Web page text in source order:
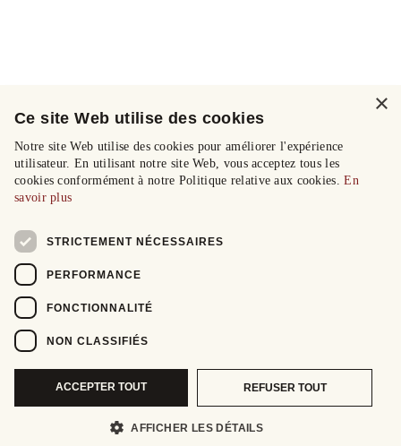
×
Ce site Web utilise des cookies
Notre site Web utilise des cookies pour améliorer l'expérience
utilisateur. En utilisant notre site Web, vous acceptez tous les
cookies conformément à notre Politique relative aux cookies.En
savoir plus
STRICTEMENT NÉCESSAIRES
PERFORMANCE
FONCTIONNALITÉ
NON CLASSIFIÉS
ACCEPTER TOUT REFUSER TOUT
AFFICHER LES DÉTAILS